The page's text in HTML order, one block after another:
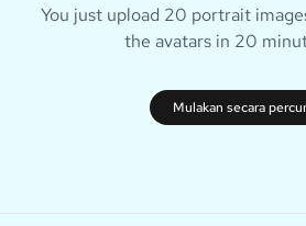
You just upload 20 portrait
the avatars in 20
Mulakan secara